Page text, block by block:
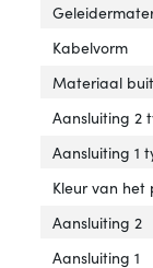
Kabelvorm
Materiaal
Aansluiting 2
Aansluiting 1
Kleur van het
Aansluiting 2
Aansluiting 1